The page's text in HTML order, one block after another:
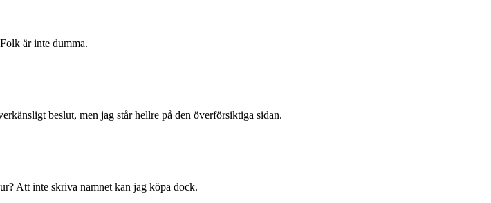
är inte dumma.
beslut, men jag står hellre på den överförsiktiga sidan.
Att inte skriva namnet kan jag köpa dock.